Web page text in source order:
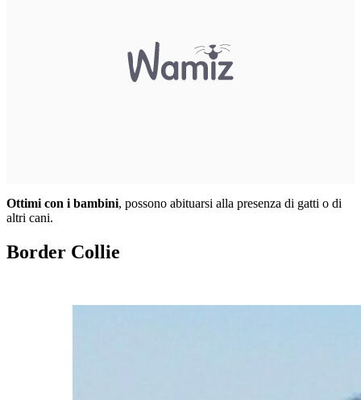
Ottimi con i bambini, possono abituarsi alla presenza di gatti o di
altri cani.
Border Collie